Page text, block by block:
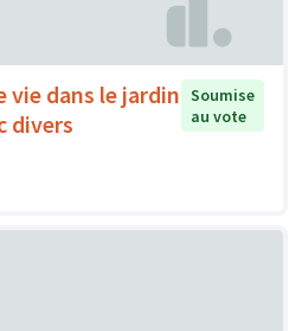
vie dans le jardin
divers
Soumise
au vote